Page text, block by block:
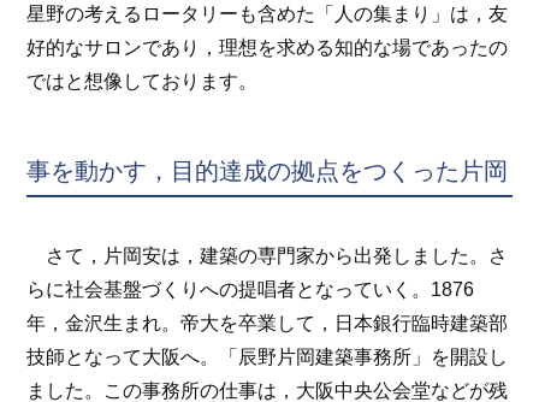
星野の考えるロータリーも含めた「人の集まり」は，友
好的なサロンであり，理想を求める知的な場であったの
ではと想像しております。
事を動かす，目的達成の拠点をつくった片岡
さて，片岡安は，建築の専門家から出発しました。さ
らに社会基盤づくりへの提唱者となっていく。1876
年，金沢生まれ。帝大を卒業して，日本銀行臨時建築部
技師となって大阪へ。「辰野片岡建築事務所」を開設し
ました。この事務所の仕事は，大阪中央公会堂などが残